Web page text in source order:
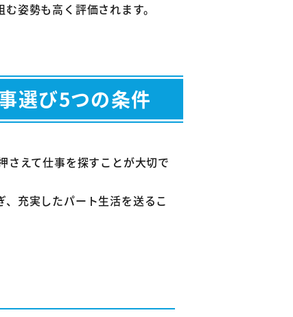
姿勢も高く評価されます。
選び5つの条件
さえて仕事を探すことが大切で
充実したパート生活を送るこ